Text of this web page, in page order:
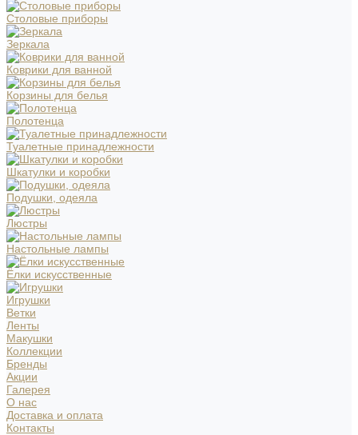
Столовые приборы
Зеркала
Коврики для ванной
Корзины для белья
Полотенца
Туалетные принадлежности
Шкатулки и коробки
Подушки, одеяла
Люстры
Настольные лампы
Ёлки искусственные
Игрушки
Ветки
Ленты
Макушки
Коллекции
Бренды
Акции
Галерея
О нас
Доставка и оплата
Контакты